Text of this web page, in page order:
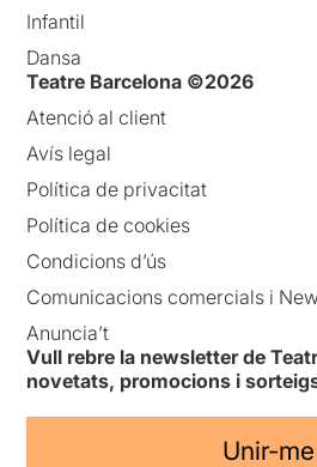
Infantil
Dansa
Teatre Barcelona ©2026
Atenció al client
Avís legal
Política de privacitat
Política de cookies
Condicions d’ús
Comunicacions comercials i
Anuncia’t
Vull rebre la newsletter de
novetats, promocions i
Unir-me